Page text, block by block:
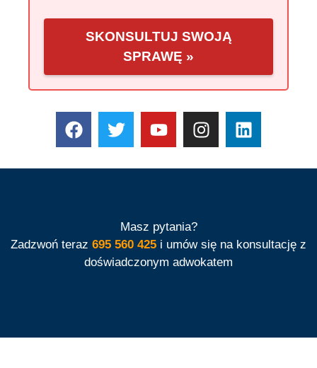
SKONSULTUJ SWOJĄ
SPRAWĘ »
Masz pytania?
Zadzwoń teraz 695 560 425 i umów się na konsultację z
doświadczonym adwokatem